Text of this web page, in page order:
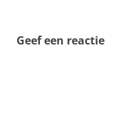
Geef een reactie